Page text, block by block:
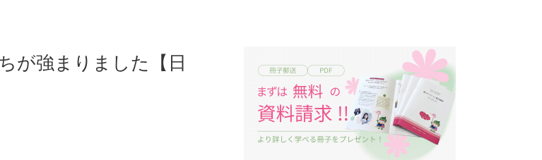
が強まりました【日